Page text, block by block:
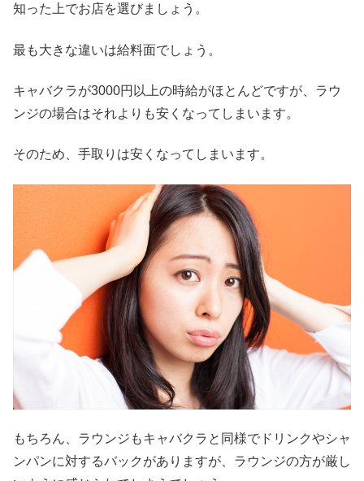
知った上でお店を選びましょう。
最も大きな違いは給料面でしょう。
キャバクラが3000円以上の時給がほとんどですが、ラウ
ンジの場合はそれよりも安くなってしまいます。
そのため、手取りは安くなってしまいます。
もちろん、ラウンジもキャバクラと同様でドリンクやシャ
ンパンに対するバックがありますが、ラウンジの方が厳し